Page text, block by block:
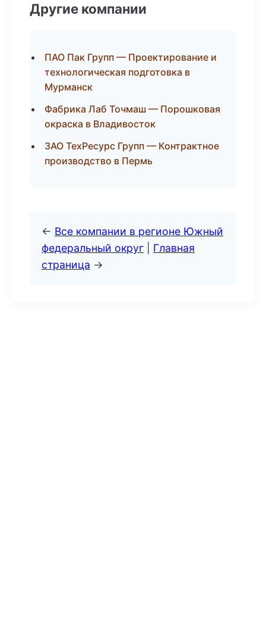
Другие компании
ПАО Пак Групп — Проектирование и
технологическая подготовка в
Мурманск
Фабрика Лаб Точмаш — Порошковая
окраска в Владивосток
ЗАО ТехРесурс Групп — Контрактное
производство в Пермь
← Все компании в регионе Южный
федеральный округ
Главная
страница →